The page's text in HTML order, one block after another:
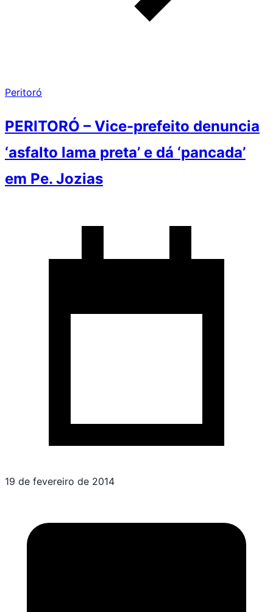
Peritoró
PERITORÓ – Vice-prefeito denuncia
‘asfalto lama preta’ e dá ‘pancada’
em Pe. Jozias
19 de fevereiro de 2014